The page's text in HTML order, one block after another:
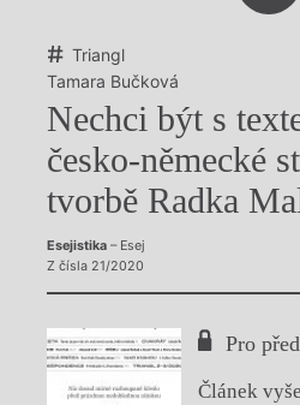
Výroční ceny
Triangl
Tamara Bučková
Nechci být s
česko-německé
tvorbě Radka
Esejistika– Esej
Z čísla 21/2020
Pro
Článek